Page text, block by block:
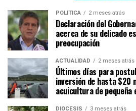
POLÍTICA 2 meses atrás
Declaración del
acerca de su delicado
preocupación
ACTUALIDAD 2 meses atrás
Últimos días para
inversión de hasta $20
acuicultura de pequeña
DIÓCESIS 3 meses atrás